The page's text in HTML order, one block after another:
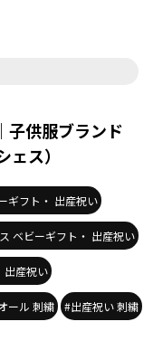
子供服ブランド
ス）
ギフト・ 出産祝い
ベビーギフト・ 出産祝い
出産祝い
ール 刺繍 #出産祝い 刺繍